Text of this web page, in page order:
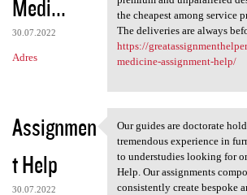
Medi...
30.07.2022
Adres
the cheapest among service
The deliveries are always
https://
medicine-assignment-help/
Assignmen
t Help
30.07.2022
Our guides are
Our guides are doctorate
tremendous experience in
to understudies looking for
Help. Our assignments
consistently create bespoke